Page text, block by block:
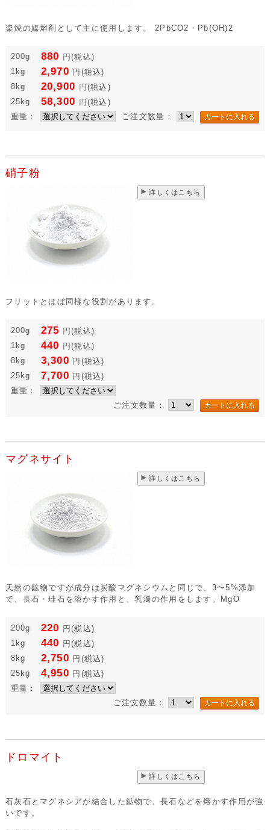
楽焼の媒熔剤として主に使用します。 2PbCO2・Pb(OH)2
200g 880 円 (税込)
1kg
2,970 円 (税込)
8kg
20,900 円 (税込)
25kg
58,300 円 (税込)
重量：
ご注文数量：
硝子粉
詳しくはこちら
フリットとほぼ同様な役割があります。
200g 275 円(税込)
1kg
440 円(税込)
8kg
3,300 円 (税込)
25kg
7,700 円 (税込)
重量：
ご注文数量：
マグネサイト
詳しくはこちら
天然の鉱物ですが成分は炭酸マグネシウムと同じで、3〜5%添加
で、長石・珪石を溶かす作用と、乳濁の作用をします。MgO
200g 220 円 (税込)
1kg
440 円 (税込)
8kg
2,750 円 (税込)
25kg
4,950 円 (税込)
重量：
ご注文数量：
ドロマイト
詳しくはこちら
石灰石とマグネシアが結合した鉱物で、長石などを熔かす作用が強
いです。